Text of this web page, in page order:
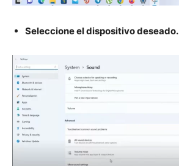
Seleccione el dispositivo deseado.